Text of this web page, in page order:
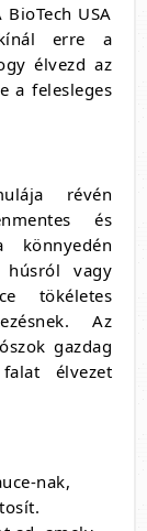
USA
erre a
élvezd az
a felesleges
révén
és
könnyedén
húsról vagy
tökéletes
Az
gazdag
élvezet
nak,